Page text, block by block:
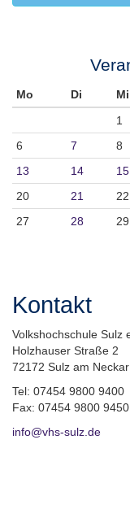
Mo Di Mi
1
6
7 8
13
14 15
20
21 22
27
28 29
Kontakt
Volkshochschule Sulz
Holzhauser Straße 2
72172 Sulz am Neckar
Tel: 07454 9800 9400
Fax: 07454 9800 9450
info@vhs-sulz.de